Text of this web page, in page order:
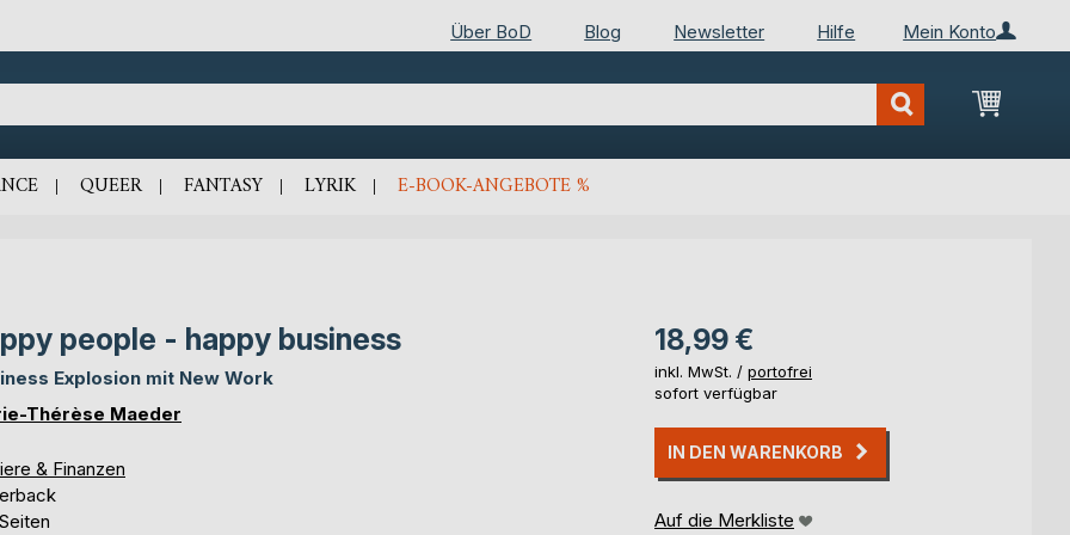
Mein Konto
Über BoD Blog Newsletter Hilfe
Mein
QUEER FANTASY LYRIK E-BOOK-ANGEBOTE %
people - happy business
Explosion mit New Work
Thérèse Maeder
& Finanzen
18,99 €
inkl. MwSt. / portofrei
sofort verfügbar
IN DEN WARENKORB
Auf die Merkliste